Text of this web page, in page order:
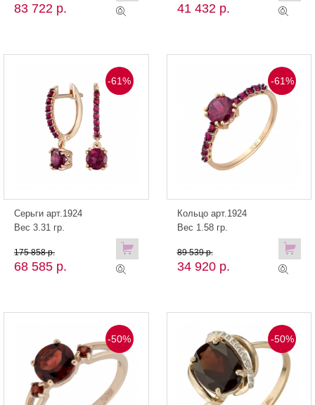
83 722 р. 41 432 р.
-61%
Серьги арт.1924
Вес 3.31 гр.
68 585 р.
175 858 р.
-61%
Кольцо арт.1924
Вес 1.58 гр.
34 920 р.
89 539 р.
-50% -50%